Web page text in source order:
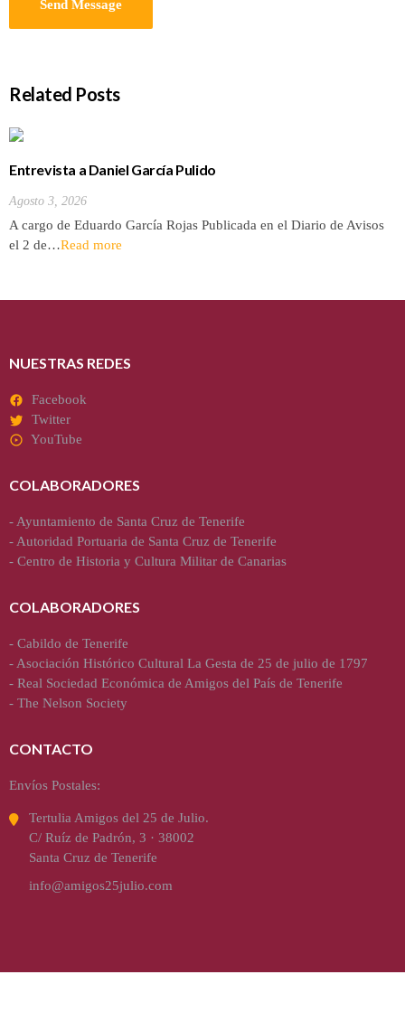
Related Posts
Entrevista a Daniel García Pulido
Agosto 3, 2026
A cargo de Eduardo García Rojas Publicada en el Diario de Avisos
el 2 de…Read more
NUESTRAS REDES
Facebook
Twitter
YouTube
COLABORADORES
- Ayuntamiento de Santa Cruz de Tenerife
- Autoridad Portuaria de Santa Cruz de Tenerife
- Centro de Historia y Cultura Militar de Canarias
COLABORADORES
- Cabildo de Tenerife
- Asociación Histórico Cultural La Gesta de 25 de julio de 1797
- Real Sociedad Económica de Amigos del País de Tenerife
- The Nelson Society
CONTACTO
Envíos Postales:
Tertulia Amigos del 25 de Julio.
C/ Ruíz de Padrón, 3 · 38002
Santa Cruz de Tenerife
info@amigos25julio.com